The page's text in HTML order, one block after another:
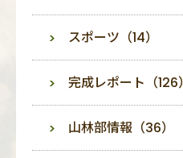
スポーツ（14）
完成レポート（126）
山林部情報（36）